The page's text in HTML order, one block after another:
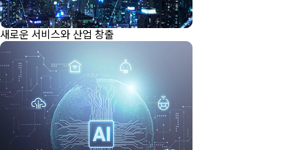
새로운 서비스와 산업 창출